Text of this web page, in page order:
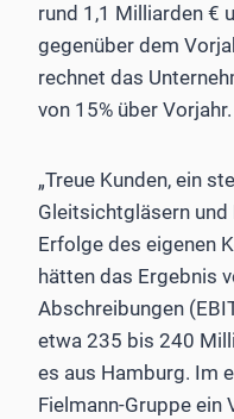
rund 1,1 Milliarden €
gegenüber dem
rechnet das
von 15% über Vorjahr.
„Treue Kunden, ein
Gleitsichtgläsern
Erfolge des eigenen
hätten das Ergebnis
Abschreibungen
etwa 235 bis 240
es aus Hamburg. Im
Fielmann-Gruppe ein